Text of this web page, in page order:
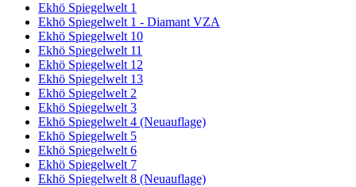
Ekhö Spiegelwelt 1
Ekhö Spiegelwelt 1 - Diamant VZA
Ekhö Spiegelwelt 10
Ekhö Spiegelwelt 11
Ekhö Spiegelwelt 12
Ekhö Spiegelwelt 13
Ekhö Spiegelwelt 2
Ekhö Spiegelwelt 3
Ekhö Spiegelwelt 4 (Neuauflage)
Ekhö Spiegelwelt 5
Ekhö Spiegelwelt 6
Ekhö Spiegelwelt 7
Ekhö Spiegelwelt 8 (Neuauflage)